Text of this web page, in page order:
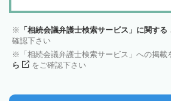
「相続会議弁護士検索サービス」に関す
確認下さい
「相続会議弁護士検索サービス」への掲
ら
をご確認下さい